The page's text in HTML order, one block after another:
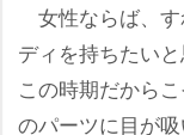
女性ならば、す
ディを持ちたい
この時期だから
のパーツに目が